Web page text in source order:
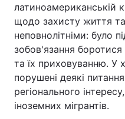
Спорт
Техно і зв'язок
Зброя
латиноамериканській
щодо захисту життя
неповнолітніми: було
зобов'язання боротися
та їх приховуванню. У
порушені деякі
регіонального
іноземних мігрантів.